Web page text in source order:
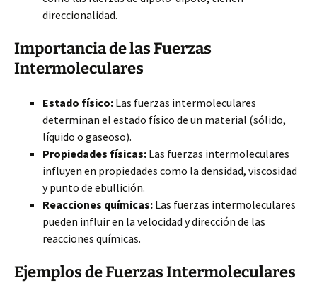
direccionalidad.
Importancia de las Fuerzas
Intermoleculares
Estado físico: Las fuerzas intermoleculares
determinan el estado físico de un material (sólido,
líquido o gaseoso).
Propiedades físicas: Las fuerzas intermoleculares
influyen en propiedades como la densidad, viscosidad
y punto de ebullición.
Reacciones químicas: Las fuerzas intermoleculares
pueden influir en la velocidad y dirección de las
reacciones químicas.
Ejemplos de Fuerzas Intermoleculares